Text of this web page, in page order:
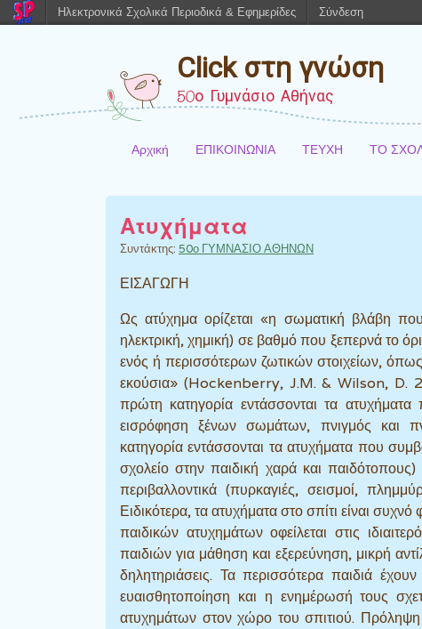
Click στη γνώση
50ο Γυμνάσιο Αθήνας
Αρχική ΕΠΙΚΟΙΝΩΝΙΑ ΤΕΥΧΗ ΤΟ
Ατυχήματα
Συντάκτης: 50ο ΓΥΜΝΑΣΙΟ ΑΘΗΝΩΝ
ΕΙΣΑΓΩΓΗ
Ως ατύχημα ορίζεται «η σωματική βλάβη
ηλεκτρική, χημική) σε βαθμό που ξεπερνά το
ενός ή περισσότερων ζωτικών στοιχείων,
εκούσια» (Hockenberry, J.M. & Wilson, D.
πρώτη κατηγορία εντάσσονται τα
εισρόφηση ξένων σωμάτων, πνιγμός και
κατηγορία εντάσσονται τα ατυχήματα που
σχολείο στην παιδική χαρά και
περιβαλλοντικά (πυρκαγιές, σεισμοί,
Ειδικότερα, τα ατυχήματα στο σπίτι είναι
παιδικών ατυχημάτων οφείλεται στις
παιδιών για μάθηση και εξερεύνηση, μικρή
δηλητηριάσεις. Τα περισσότερα παιδιά
ευαισθητοποίηση και η ενημέρωσή τους
ατυχημάτων στον χώρο του σπιτιού. Πρόληψη
Ηλεκτρονικά Σχολικά Περιοδικά & Εφημερίδες Σύνδεση